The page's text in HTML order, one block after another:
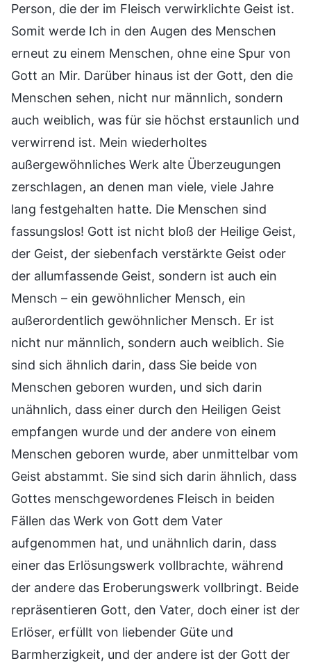
Person, die der im Fleisch verwirklichte Geist ist.
Somit werde Ich in den Augen des Menschen
erneut zu einem Menschen, ohne eine Spur von
Gott an Mir. Darüber hinaus ist der Gott, den die
Menschen sehen, nicht nur männlich, sondern
auch weiblich, was für sie höchst erstaunlich und
verwirrend ist. Mein wiederholtes
außergewöhnliches Werk alte Überzeugungen
zerschlagen, an denen man viele, viele Jahre
lang festgehalten hatte. Die Menschen sind
fassungslos! Gott ist nicht bloß der Heilige Geist,
der Geist, der siebenfach verstärkte Geist oder
der allumfassende Geist, sondern ist auch ein
Mensch – ein gewöhnlicher Mensch, ein
außerordentlich gewöhnlicher Mensch. Er ist
nicht nur männlich, sondern auch weiblich. Sie
sind sich ähnlich darin, dass Sie beide von
Menschen geboren wurden, und sich darin
unähnlich, dass einer durch den Heiligen Geist
empfangen wurde und der andere von einem
Menschen geboren wurde, aber unmittelbar vom
Geist abstammt. Sie sind sich darin ähnlich, dass
Gottes menschgewordenes Fleisch in beiden
Fällen das Werk von Gott dem Vater
aufgenommen hat, und unähnlich darin, dass
einer das Erlösungswerk vollbrachte, während
der andere das Eroberungswerk vollbringt. Beide
repräsentieren Gott, den Vater, doch einer ist der
Erlöser, erfüllt von liebender Güte und
Barmherzigkeit, und der andere ist der Gott der